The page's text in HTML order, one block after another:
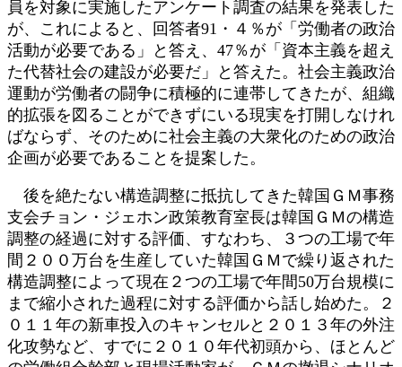
員を対象に実施したアンケート調査の結果を発表した
が、これによると、回答者91・４％が「労働者の政治
活動が必要である」と答え、47％が「資本主義を超え
た代替社会の建設が必要だ」と答えた。社会主義政治
運動が労働者の闘争に積極的に連帯してきたが、組織
的拡張を図ることができずにいる現実を打開しなけれ
ばならず、そのために社会主義の大衆化のための政治
企画が必要であることを提案した。
後を絶たない構造調整に抵抗してきた韓国ＧＭ事務
支会チョン・ジェホン政策教育室長は韓国ＧＭの構造
調整の経過に対する評価、すなわち、３つの工場で年
間２００万台を生産していた韓国ＧＭで繰り返された
構造調整によって現在２つの工場で年間50万台規模に
まで縮小された過程に対する評価から話し始めた。２
０１１年の新車投入のキャンセルと２０１３年の外注
化攻勢など、すでに２０１０年代初頭から、ほとんど